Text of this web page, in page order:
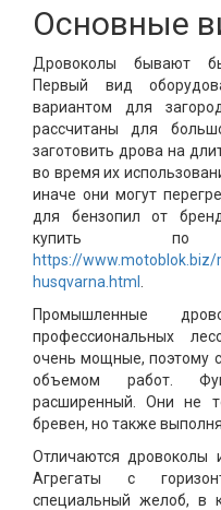
Основные
Дровоколы бывают
Первый вид
вариантом для
рассчитаны для
заготовить дрова на
во время их
иначе они могут
для бензопил от
купить
https://
husqvarna.html
Промышленные
профессиональных
очень мощные, поэтому
объемом работ.
расширенный. Они не
бревен, но также
Отличаются дровоколы
Агрегаты с
специальный желоб, в